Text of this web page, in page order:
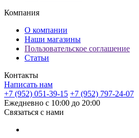
Компания
О компании
Наши магазины
Пользовательское соглашение
Статьи
Контакты
Написать нам
+7 (952) 051-39-15 +7 (952) 797-24-07
Ежедневно с 10:00 до 20:00
Связаться с нами